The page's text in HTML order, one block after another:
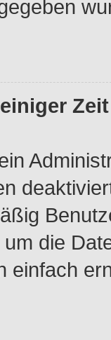
die
einfach